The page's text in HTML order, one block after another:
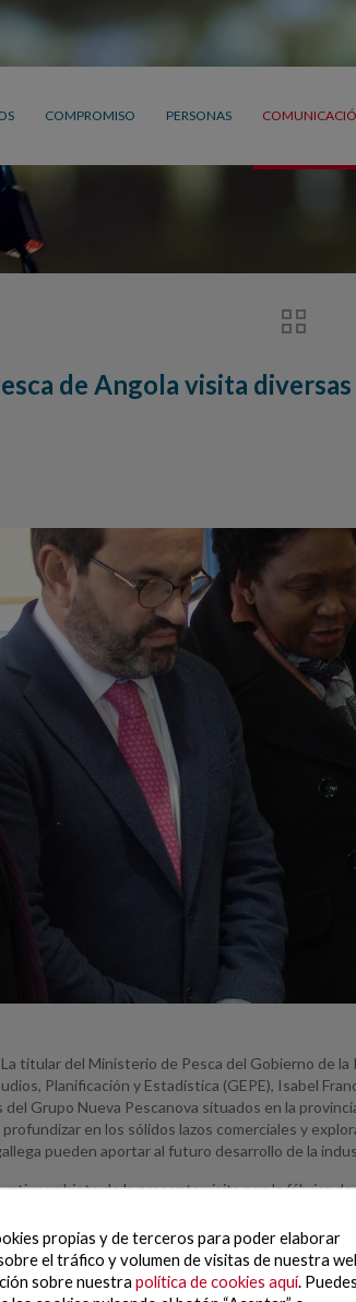
COMPROMISO PERSONAS
de Angola visita
titular del Ministerio de Pesca del Gobierno de
Planificación y Estadística (GEPE), Isabel
Grupo Nueva Pescanova situados en la
en los sólidos lazos comerciales y
pueden aportar al futuro desarrollo de la
objeto de la presente visita son la fábrica
como las instalaciones productivas y de cría de
pesqueras angoleñas, que han sido
corporativo de Pesca de la compañía, David
del Grupo Nueva Pescanova, al tiempo que
propias y de terceros para poder elaborar
el tráfico y volumen de visitas de nuestra
sobre nuestra política de cookies aquí. Puedes